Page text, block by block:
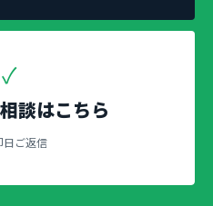
✓
談はこちら
日ご返信